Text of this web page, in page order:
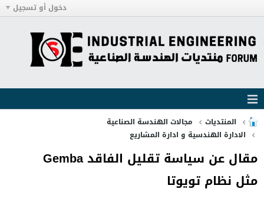
دخول أو تسجيل
المنتديات
مجالات الهندسة الصناعية
الادارة الهندسية و ادارة المشاريع
مقال عن سياسة تقليل الفاقد Gemba
مثل نظام تويوتا